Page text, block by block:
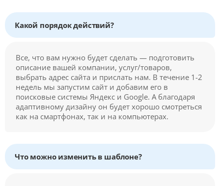
Какой порядок действий?
Все, что вам нужно будет сделать — подготовить
описание вашей компании, услуг/товаров,
выбрать адрес сайта и прислать нам. В течение 1-2
недель мы запустим сайт и добавим его в
поисковые системы Яндекс и Google. А благодаря
адаптивному дизайну он будет хорошо смотреться
как на смартфонах, так и на компьютерах.
Что можно изменить в шаблоне?